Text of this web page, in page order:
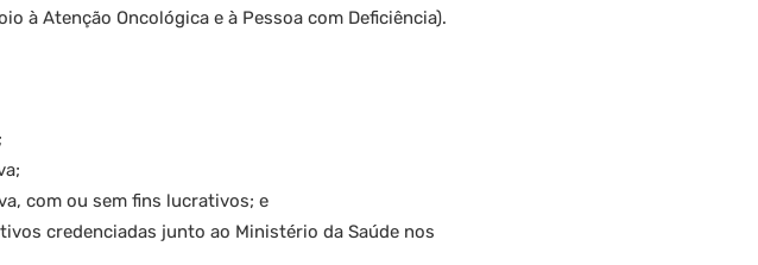
à Atenção Oncológica e à Pessoa com Deficiência).
com ou sem fins lucrativos; e
credenciadas junto ao Ministério da Saúde nos